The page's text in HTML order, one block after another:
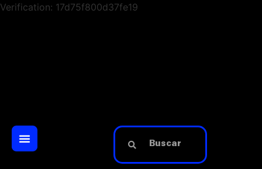
Verification: 17d75f800d37fe19